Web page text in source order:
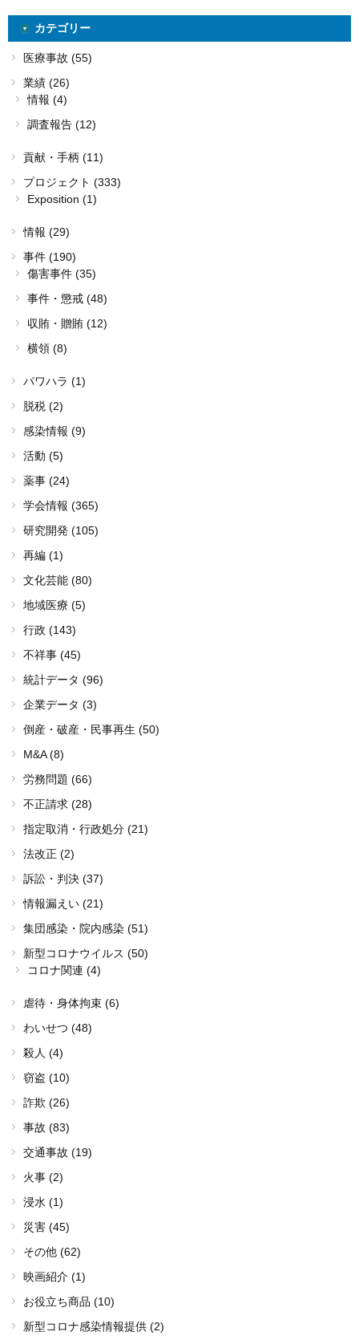
カテゴリー
医療事故 (55)
業績 (26)
情報 (4)
調査報告 (12)
貢献・手柄 (11)
プロジェクト (333)
Exposition (1)
情報 (29)
事件 (190)
傷害事件 (35)
事件・懲戒 (48)
収賄・贈賄 (12)
横領 (8)
パワハラ (1)
脱税 (2)
感染情報 (9)
活動 (5)
薬事 (24)
学会情報 (365)
研究開発 (105)
再編 (1)
文化芸能 (80)
地域医療 (5)
行政 (143)
不祥事 (45)
統計データ (96)
企業データ (3)
倒産・破産・民事再生 (50)
M&A (8)
労務問題 (66)
不正請求 (28)
指定取消・行政処分 (21)
法改正 (2)
訴訟・判決 (37)
情報漏えい (21)
集団感染・院内感染 (51)
新型コロナウイルス (50)
コロナ関連 (4)
虐待・身体拘束 (6)
わいせつ (48)
殺人 (4)
窃盗 (10)
詐欺 (26)
事故 (83)
交通事故 (19)
火事 (2)
浸水 (1)
災害 (45)
その他 (62)
映画紹介 (1)
お役立ち商品 (10)
新型コロナ感染情報提供 (2)